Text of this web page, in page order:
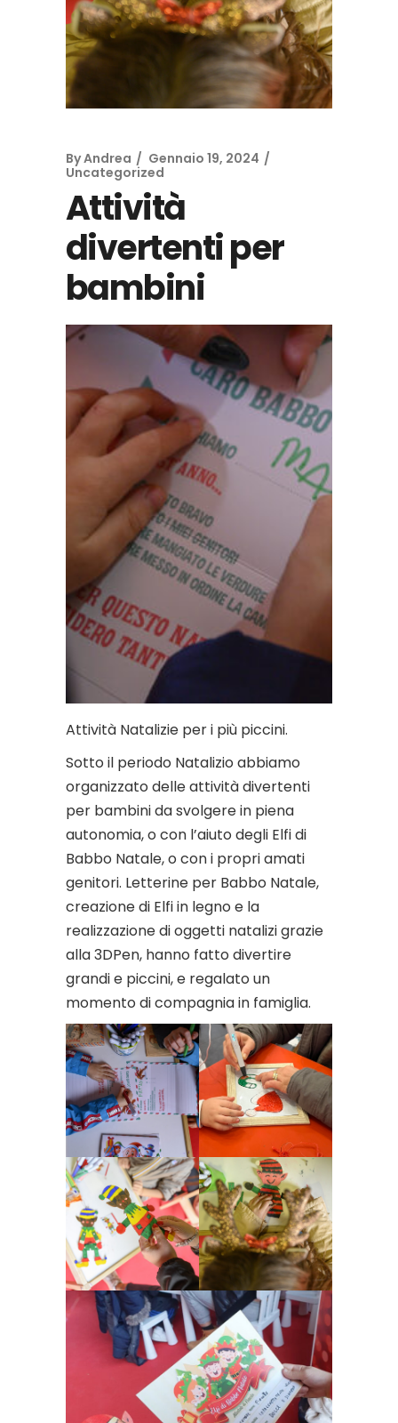
ByAndrea
Gennaio 19, 2024
Uncategorized
Attività
divertenti per
bambini
Attività Natalizie per i più piccini.
Sotto il periodo Natalizio abbiamo
organizzato delle attività divertenti
per bambini da svolgere in piena
autonomia, o con l’aiuto degli Elfi di
Babbo Natale, o con i propri amati
genitori. Letterine per Babbo Natale,
creazione di Elfi in legno e la
realizzazione di oggetti natalizi grazie
alla 3DPen, hanno fatto divertire
grandi e piccini, e regalato un
momento di compagnia in famiglia.